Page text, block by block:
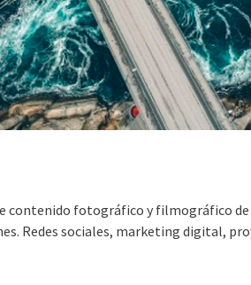
contenido fotográfico y filmográfico
Redes sociales, marketing digital,